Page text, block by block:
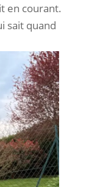
en courant.
sait quand